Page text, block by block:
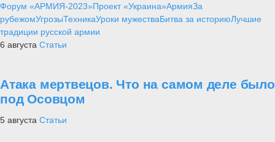
Форум «АРМИЯ-2023»Проект «Украина»АрмияЗа
рубежомУгрозыТехникаУроки мужестваБитва за историюЛучшие
традиции русской армии
6 августа Статьи
Атака мертвецов. Что на самом деле было
под Осовцом
5 августа Статьи